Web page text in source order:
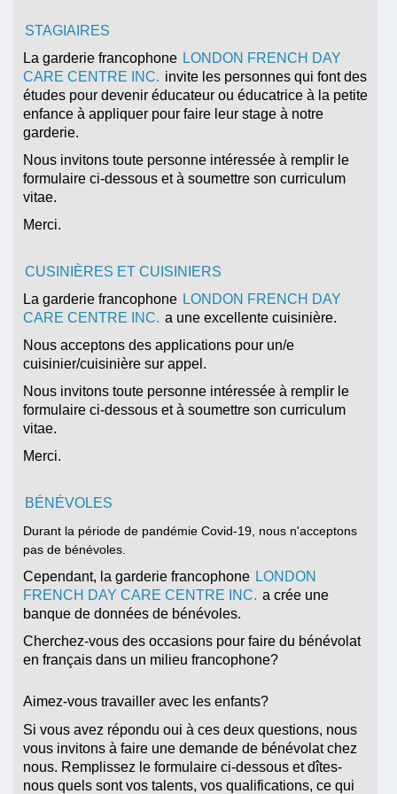
STAGIAIRES
La garderie francophone LONDON FRENCH DAY
CARE CENTRE INC. invite les personnes qui font des
études pour devenir éducateur ou éducatrice à la petite
enfance à appliquer pour faire leur stage à notre
garderie.
Nous invitons toute personne intéressée à remplir le
formulaire ci-dessous et à soumettre son curriculum
vitae.
Merci.
CUSINIÈRES ET CUISINIERS
La garderie francophone LONDON FRENCH DAY
CARE CENTRE INC. a une excellente cuisinière.
Nous acceptons des applications pour un/e
cuisinier/cuisinière sur appel.
Nous invitons toute personne intéressée à remplir le
formulaire ci-dessous et à soumettre son curriculum
vitae.
Merci.
BÉNÉVOLES
Durant la période de pandémie Covid-19, nous n'acceptons
pas de bénévoles.
Cependant, la garderie francophone LONDON
FRENCH DAY CARE CENTRE INC. a crée une
banque de données de bénévoles.
Cherchez-vous des occasions pour faire du bénévolat
en français dans un milieu francophone?
Aimez-vous travailler avec les enfants?
Si vous avez répondu oui à ces deux questions, nous
vous invitons à faire une demande de bénévolat chez
nous. Remplissez le formulaire ci-dessous et dîtes-
nous quels sont vos talents, vos qualifications, ce qui